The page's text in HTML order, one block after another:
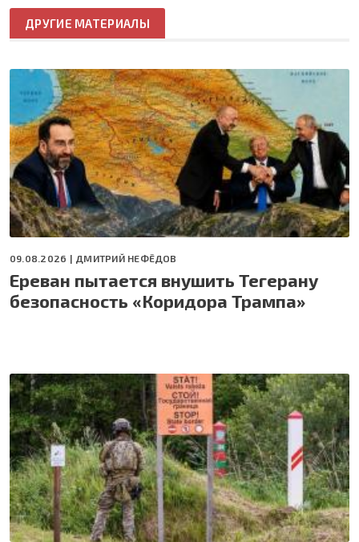
ДРУГИЕ МАТЕРИАЛЫ
09.08.2026 | ДМИТРИЙ НЕФЁДОВ
Ереван пытается внушить Тегерану
безопасность «Коридора Трампа»